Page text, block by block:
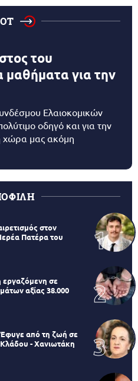
του
μαθήματα για την
Ελαιοκομικών
οδηγό και για την
χώρα μας ακόμη
στον
Πατέρα του
σε
αξίας 38.000
από τη ζωή σε
Κλάδου - Χανιωτάκη